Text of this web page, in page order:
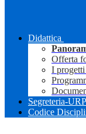
Didattica
Offerta
I progetti
Segreteria-URP
Codice